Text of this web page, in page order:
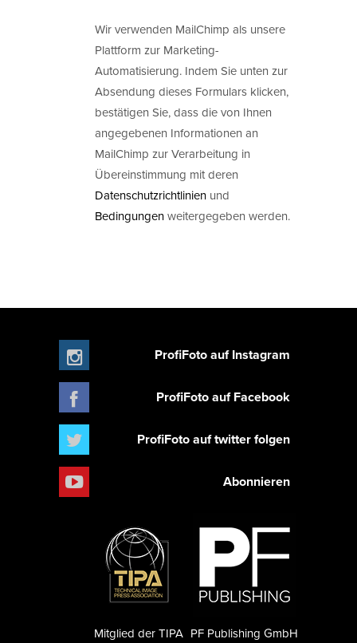
Wir verwenden MailChimp als unsere
Plattform zur Marketing-
Automatisierung. Indem Sie unten zur
Absendung dieses Formulars klicken,
bestätigen Sie, dass die von Ihnen
angegebenen Informationen an
MailChimp zur Verarbeitung in
Übereinstimmung mit deren
Datenschutzrichtlinien und
Bedingungenweitergegeben werden.
ProfiFoto auf Instagram
ProfiFoto auf Facebook
ProfiFoto auf twitter folgen
Abonnieren
PF Publishing GmbH
Mitglied der TIPA